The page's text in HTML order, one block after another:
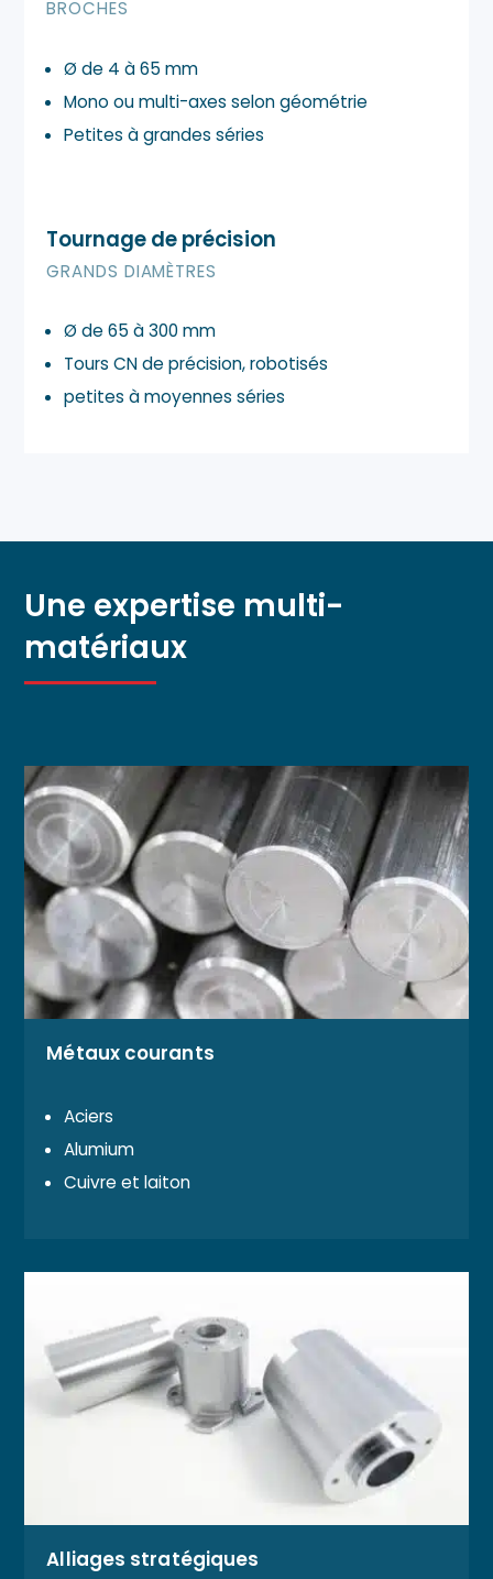
BROCHES
Ø de 4 à 65 mm
Mono ou multi-axes selon géométrie
Petites à grandes séries
Tournage de précision
GRANDS DIAMÈTRES
Ø de 65 à 300 mm
Tours CN de précision, robotisés
petites à moyennes séries
Une expertise multi-
matériaux
Métaux courants
Aciers
Alumium
Cuivre et laiton
Alliages stratégiques